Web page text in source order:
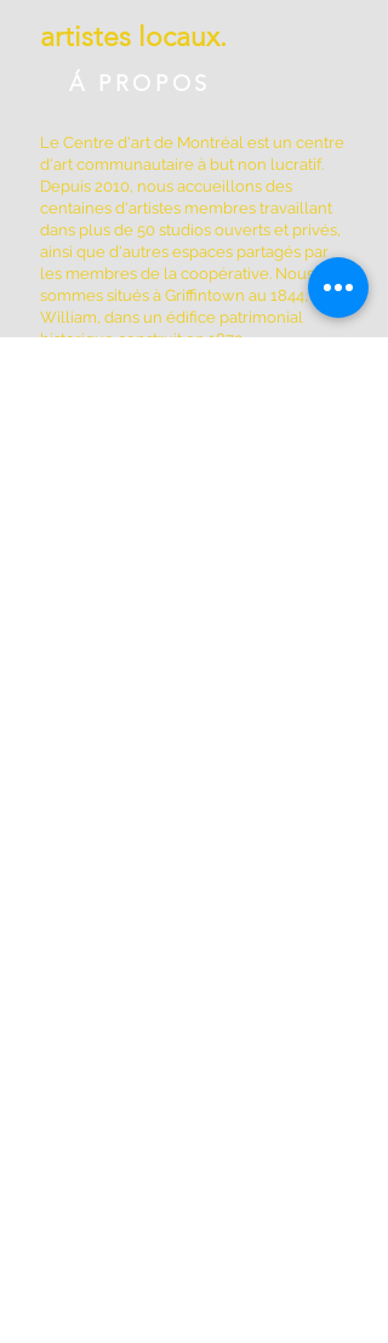
artistes locaux.
Á PROPOS
Le Centre d'art de Montréal est un centre
d'art communautaire à but non lucratif.
Depuis 2010, nous accueillons des
centaines d'artistes membres travaillant
dans plus de 50 studios ouverts et privés,
ainsi que d'autres espaces partagés par
les membres de la coopérative. Nous
sommes situés à Griffintown au 1844, rue
William, dans un édifice patrimonial
historique construit en 1879.